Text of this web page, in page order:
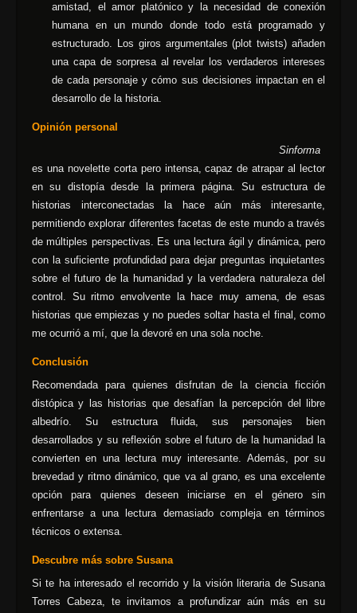
amistad, el amor platónico y la necesidad de conexión
humana en un mundo donde todo está programado y
estructurado. Los giros argumentales (plot twists) añaden
una capa de sorpresa al revelar los verdaderos intereses
de cada personaje y cómo sus decisiones impactan en el
desarrollo de la historia.
Opinión personal
Sinforma
es una novelette corta pero intensa, capaz de atrapar al lector
en su distopía desde la primera página. Su estructura de
historias interconectadas la hace aún más interesante,
permitiendo explorar diferentes facetas de este mundo a través
de múltiples perspectivas. Es una lectura ágil y dinámica, pero
con la suficiente profundidad para dejar preguntas inquietantes
sobre el futuro de la humanidad y la verdadera naturaleza del
control. Su ritmo envolvente la hace muy amena, de esas
historias que empiezas y no puedes soltar hasta el final, como
me ocurrió a mí, que la devoré en una sola noche.
Conclusión
Recomendada para quienes disfrutan de la ciencia ficción
distópica y las historias que desafían la percepción del libre
albedrío. Su estructura fluida, sus personajes bien
desarrollados y su reflexión sobre el futuro de la humanidad la
convierten en una lectura muy interesante. Además, por su
brevedad y ritmo dinámico, que va al grano, es una excelente
opción para quienes deseen iniciarse en el género sin
enfrentarse a una lectura demasiado compleja en términos
técnicos o extensa.
Descubre más sobre Susana
Si te ha interesado el recorrido y la visión literaria de Susana
Torres Cabeza, te invitamos a profundizar aún más en su